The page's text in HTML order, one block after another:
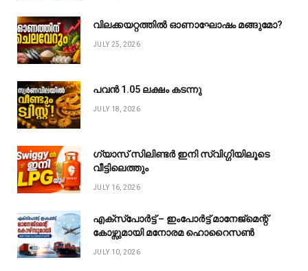
വിലക്കയറ്റത്തിൽ ഓണാഘോഷം മങ്ങുമോ?
JULY 25, 2026
പവൻ ₹1.05 ലക്ഷം കടന്നു
JULY 18, 2026
ഗ്യാസ് സിലിണ്ടർ ഇനി സ്വിഗ്ഗിയിലൂടെ
വീട്ടിലെത്തും
JULY 16, 2026
എക്സ്പോർട്ട് – ഇംപോർട്ട് മാനേജ്മെന്റ്
കോഴ്സുമായി മനോരമ ഹൊറൈസൺ
JULY 10, 2026